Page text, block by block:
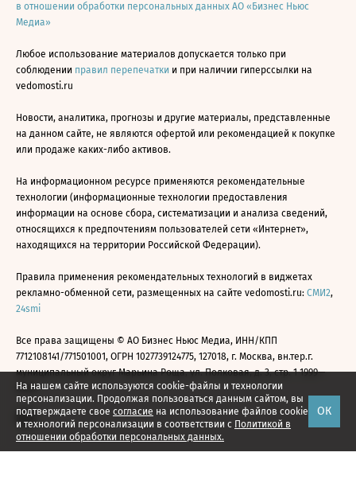
На нашем сайте используются cookie-файлы и технологии
персонализации. Продолжая пользоваться данным сайтом, вы
подтверждаете свое согласие на использование файлов cookie
и технологий персонализации в соответствии с Политикой в
отношении обработки персональных данных.
ОК
в отношении обработки персональных данных АО «Бизнес Ньюс
Медиа»
Любое использование материалов допускается только при
соблюдении правил перепечатки и при наличии гиперссылки на
vedomosti.ru
Новости, аналитика, прогнозы и другие материалы, представленные
на данном сайте, не являются офертой или рекомендацией к покупке
или продаже каких-либо активов.
На информационном ресурсе применяются рекомендательные
технологии (информационные технологии предоставления
информации на основе сбора, систематизации и анализа сведений,
относящихся к предпочтениям пользователей сети «Интернет»,
находящихся на территории Российской Федерации).
Правила применения рекомендательных технологий в виджетах
рекламно-обменной сети, размещенных на сайте vedomosti.ru: СМИ2,
24smi
Все права защищены © АО Бизнес Ньюс Медиа, ИНН/КПП
7712108141/771501001, ОГРН 1027739124775, 127018, г. Москва, вн.тер.г.
муниципальный округ Марьина Роща, ул. Полковая, д. 3, стр. 1 1999—
2026